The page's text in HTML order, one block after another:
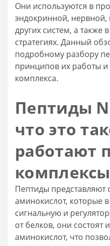
Они используются в
эндокринной,
других систем, а также
стратегиях. Данный
подробному разбору
принципов их работы
комплекса.
Пептиды
что это
работают
комплексы
Пептиды представляют
аминокислот, которые
сигнальную и
от белков, они состоят
аминокислот, что